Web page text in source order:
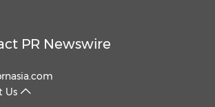
PR Newswire
Us